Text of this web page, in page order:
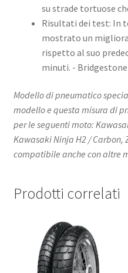
su strade tortuose
Risultati dei test: In
mostrato un
rispetto al suo
minuti. ​- Bridgestone.
Modello di pneumatico
modello e questa misura di
per le seguenti moto:
Kawasaki Ninja H2 / Carbon,
compatibile anche con altre
Prodotti correlati